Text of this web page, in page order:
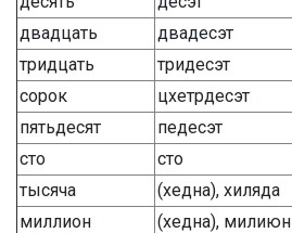
двадцать
двадесэт
тридцать
тридесэт
сорок
цхетрдесэт
пятьдесят
педесэт
сто
сто
тысяча
(хедна), хиляда
миллион
(хедна), милиюн